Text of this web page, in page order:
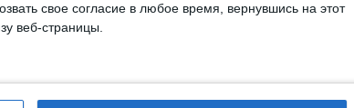
свое согласие в любое время, вернувшись на этот
веб-страницы.